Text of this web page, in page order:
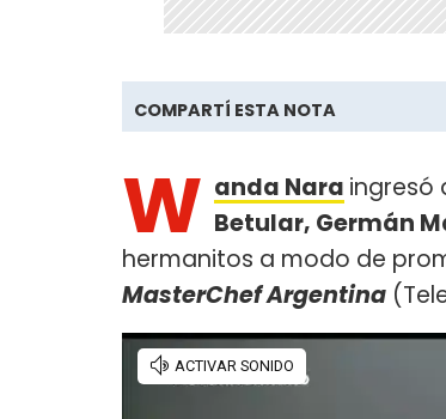
COMPARTÍ ESTA NOTA
W anda Nara ingresó
Betular, Germán
hermanitos a modo de
MasterChef Argentina